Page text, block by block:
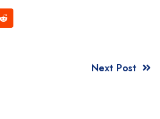
Next Post